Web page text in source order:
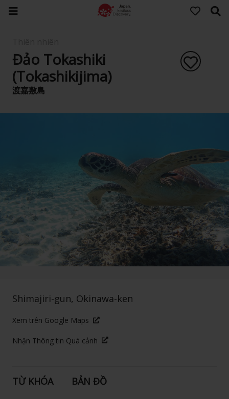
Đảo Tokashiki
(Tokashikijima)
渡嘉敷島
Shimajiri-gun, Okinawa-ken
Xem trên Google Maps
Nhận Thông tin Quá cảnh
TỪ KHÓA BẢN ĐỒ